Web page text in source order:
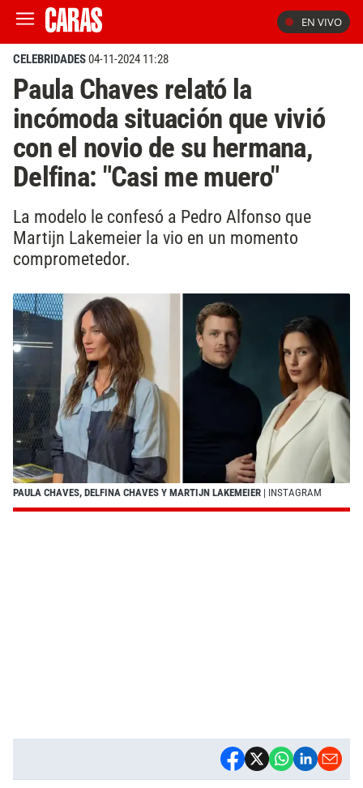
EN VIVO
CELEBRIDADES04-11-2024 11:28
Paula Chaves relató la
incómoda situación que vivió
con el novio de su hermana,
Delfina: "Casi me muero"
La modelo le confesó a Pedro Alfonso que
Martijn Lakemeier la vio en un momento
comprometedor.
PAULA CHAVES, DELFINA CHAVES Y MARTIJN LAKEMEIER | INSTAGRAM